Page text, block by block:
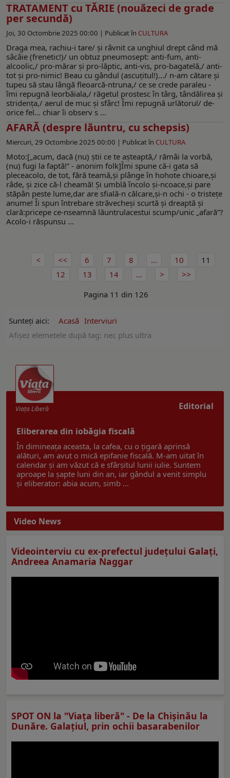
TRATAMENT cu TĂRIE (nouăzeci de grade
per secundă)
Joi, 30 Octombrie 2025 00:00 | Publicat în CULTURA
Draga mea, rachiu-i tare/ şi râvnit ca unghiul drept când mă
sâcâie (frenetic!)/ un obtuz pneumosept: anti-fum, anti-
alcoolic,/ pro-mărar şi pro-lăptic, anti-vis, pro-bagatelă,/ anti-
tot şi pro-nimic! Beau cu gândul (ascuţitul!).../ n-am cătare şi
tupeu să stau lângă fleoarcă-ntruna,/ ce se crede paraleu -
îmi repugnă leorbăiala,/ răgetul prostesc în târg, tândălirea şi
stridenţa,/ aerul de muc şi sfârc! Îmi repugnă urlătorul/ de-
orice fel... chiar îi observ s ...
AFARĂ (despre lăuntru, cu schepsis)
Miercuri, 29 Octombrie 2025 00:00 | Publicat în CULTURA
Moto:[„acum, dacă (nu) ştii ce te aşteaptă,/ rămâi la vorbă,
(nu) fugi la faptă!” - anonim folk]Îmi spune că-i gata să
pleceacolo, de tot, fără teamă,şi plânge în hohote chioare,şi
râde, şi zice că-l cheamă! Şi umblă încolo şi-ncoace,şi pare
stăpân peste lume,dar are sfială-n călcare,şi-n ochi - o tristeţe
anume! Îi spun întrebare străvecheşi scurtă şi dreaptă şi
clară:pricepe ce-nseamnă lăuntrulacestui scump/unic „afară”?
Acolo-i răspunsu ...
6 7 8 ... 10
11
12
13 14
...
Pagina 11 din 126
Sunteți aici: Acasă Interviuri
Afişez elemetele după tag: nec plus ultra
Editorial
Viaţa Liberă
Eliberarea din iobăgia fiscală
În dimineața aceasta, la cafea, cu o țigară aprinsă
alături, am avut o mică epifanie fiscală. M-am uitat în
calendar și am văzut că e sfârșitul lunii iulie. Suntem
aproape la șapte luni din an, iar gândul a venit simplu
și eliberator: abia acum, simb ...
Video News
Videointerviu cu ex-prefectul judeţului Galaţi,
Andreea Anamaria Naggar
SPOT ON la "Viaţa liberă" - De la Chișinău la
Dunăre. Galațiul, prin ochii basarabenilor